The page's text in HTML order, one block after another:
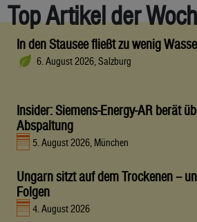
Top Artikel der
In den Stausee fließt zu wenig
6. August 2026, Salzburg
Insider: Siemens-Energy-AR berät
Abspaltung
5. August 2026, München
Ungarn sitzt auf dem Trockenen –
Folgen
4. August 2026